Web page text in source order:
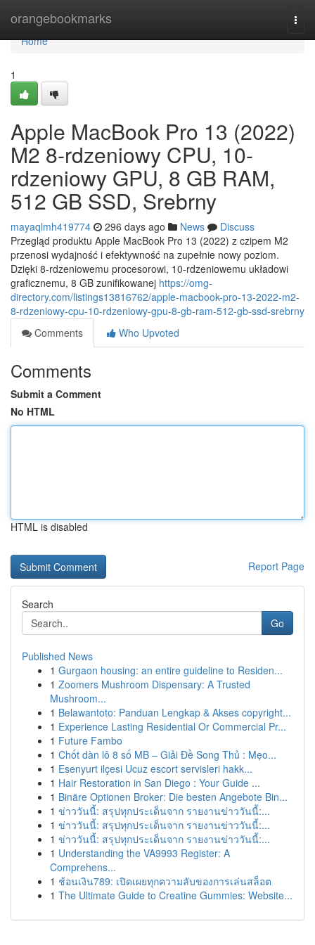
orangebookmarks
Home
Home
1
Apple MacBook Pro 13 (2022)
M2 8-rdzeniowy CPU, 10-
rdzeniowy GPU, 8 GB RAM,
512 GB SSD, Srebrny
mayaqlmh419774 296 days ago News
Discuss
Przegląd produktu Apple MacBook Pro 13 (2022) z czipem M2
przenosi wydajność i efektywność na zupełnie nowy poziom.
Dzięki 8-rdzeniowemu procesorowi, 10-rdzeniowemu układowi
graficznemu, 8 GB zunifikowanej https://omg-
directory.com/listings13816762/apple-macbook-pro-13-2022-m2-
8-rdzeniowy-cpu-10-rdzeniowy-gpu-8-gb-ram-512-gb-ssd-srebrny
Comments
Who Upvoted
Comments
Submit a Comment
No HTML
HTML is disabled
Report Page
Search
Go
Published News
1 Gurgaon housing: an entire guideline to Residen...
1 Zoomers Mushroom Dispensary: A Trusted
Mushroom...
1 Belawantoto: Panduan Lengkap & Akses copyright...
1 Experience Lasting Residential Or Commercial Pr...
1 Future Fambo
1 Chốt dàn lô 8 số MB – Giải Đề Song Thủ : Mẹo...
1 Esenyurt ilçesi Ucuz escort servisleri hakk...
1 Hair Restoration in San Diego : Your Guide ...
1 Binäre Optionen Broker: Die besten Angebote Bin...
1 ข่าววันนี้: สรุปทุกประเด็นจาก รายงานข่าววันนี้:...
1 ข่าววันนี้: สรุปทุกประเด็นจาก รายงานข่าววันนี้:...
1 ข่าววันนี้: สรุปทุกประเด็นจาก รายงานข่าววันนี้:...
1 Understanding the VA9993 Register: A
Comprehens...
1 ช้อนเงิน789: เปิดเผยทุกความลับของการเล่นสล็อต
1 The Ultimate Guide to Creatine Gummies: Website...